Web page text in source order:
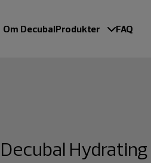
Om DecubalProdukter FAQ
Decubal